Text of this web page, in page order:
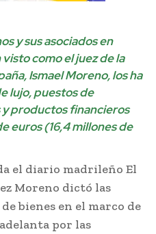
y sus asociados en
como el juez de la
Ismael Moreno, los ha
lujo, puestos de
productos financieros
euros (16,4 millones de
el diario madrileño El
Moreno dictó las
bienes en el marco de
por las